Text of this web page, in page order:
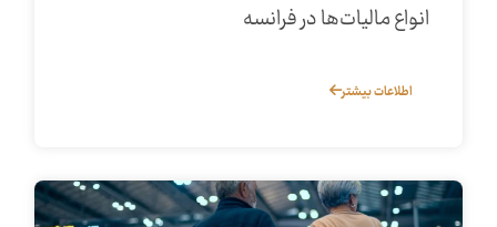
انواع مالیات‌ها در فرانسه
اطلاعات بیشتر